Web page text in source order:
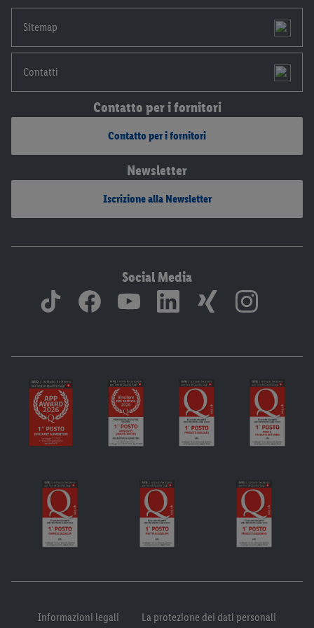
Sitemap
Contatti
Contatto per i fornitori
Contatto per i fornitori
Newsletter
Iscrizione alla Newsletter
Social Media
Informazioni legali La protezione dei dati personali